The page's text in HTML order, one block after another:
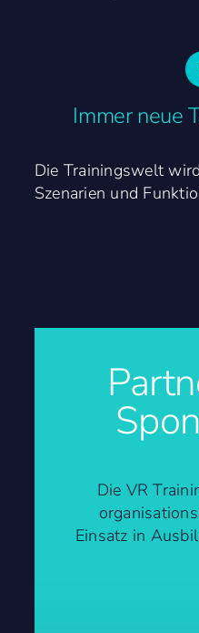
Immer neue
Die Trainingswelt
Szenarien und
Die VR
Einsatz in